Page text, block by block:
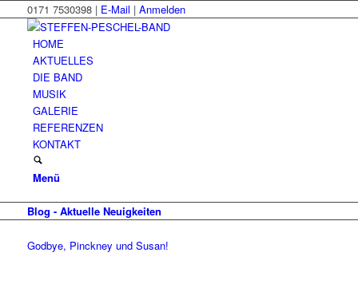
0171 7530398 | E-Mail | Anmelden
HOME
AKTUELLES
DIE BAND
MUSIK
GALERIE
REFERENZEN
KONTAKT
Menü
Blog - Aktuelle Neuigkeiten
Godbye, Pinckney und Susan!